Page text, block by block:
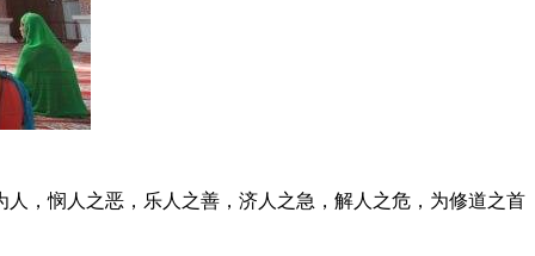
，悯人之恶，乐人之善，济人之急，解人之危，为修道之首